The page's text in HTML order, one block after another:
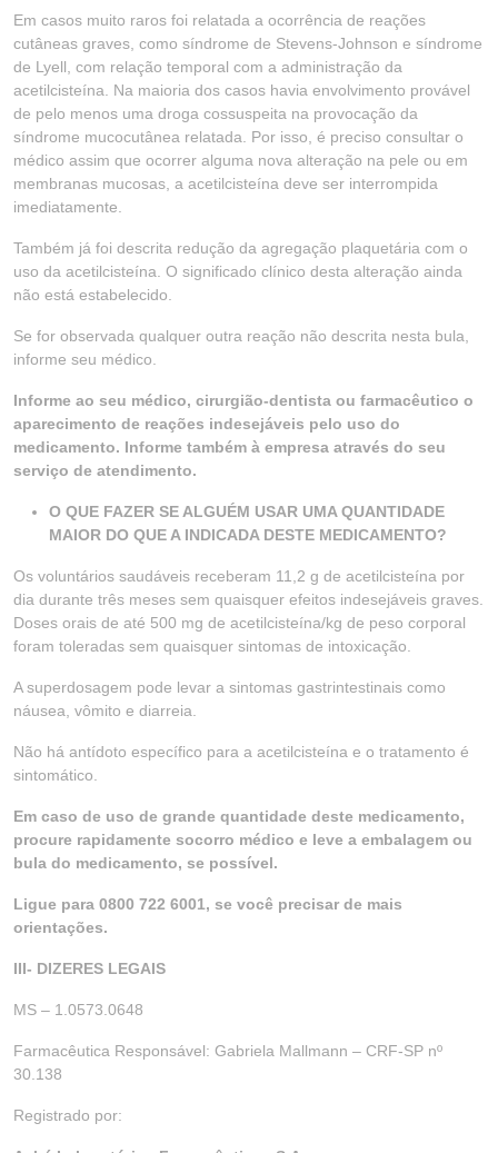
Em casos muito raros foi relatada a ocorrência de reações
cutâneas graves, como síndrome de Stevens-Johnson e síndrome
de Lyell, com relação temporal com a administração da
acetilcisteína. Na maioria dos casos havia envolvimento provável
de pelo menos uma droga cossuspeita na provocação da
síndrome mucocutânea relatada. Por isso, é preciso consultar o
médico assim que ocorrer alguma nova alteração na pele ou em
membranas mucosas, a acetilcisteína deve ser interrompida
imediatamente.
Também já foi descrita redução da agregação plaquetária com o
uso da acetilcisteína. O significado clínico desta alteração ainda
não está estabelecido.
Se for observada qualquer outra reação não descrita nesta bula,
informe seu médico.
Informe ao seu médico, cirurgião-dentista ou farmacêutico o
aparecimento de reações indesejáveis pelo uso do
medicamento. Informe também à empresa através do seu
serviço de atendimento.
O QUE FAZER SE ALGUÉM USAR UMA QUANTIDADE
MAIOR DO QUE A INDICADA DESTE MEDICAMENTO?
Os voluntários saudáveis receberam 11,2 g de acetilcisteína por
dia durante três meses sem quaisquer efeitos indesejáveis graves.
Doses orais de até 500 mg de acetilcisteína/kg de peso corporal
foram toleradas sem quaisquer sintomas de intoxicação.
A superdosagem pode levar a sintomas gastrintestinais como
náusea, vômito e diarreia.
Não há antídoto específico para a acetilcisteína e o tratamento é
sintomático.
Em caso de uso de grande quantidade deste medicamento,
procure rapidamente socorro médico e leve a embalagem ou
bula do medicamento, se possível.
Ligue para 0800 722 6001, se você precisar de mais
orientações.
III- DIZERES LEGAIS
MS – 1.0573.0648
Farmacêutica Responsável: Gabriela Mallmann – CRF-SP nº
30.138
Registrado por: